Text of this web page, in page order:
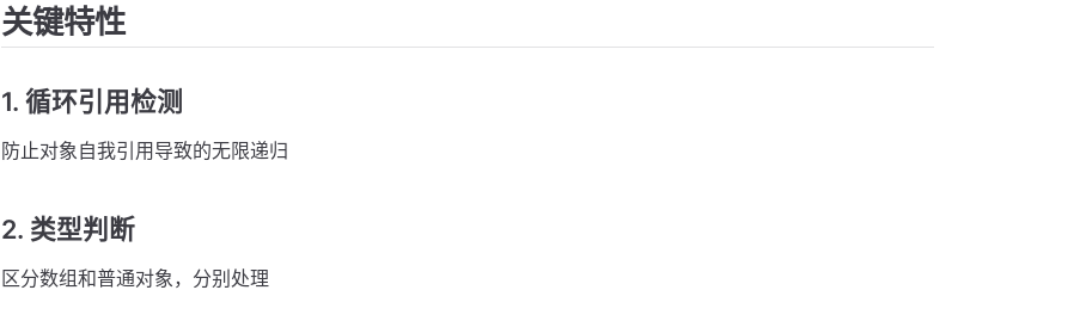
关键特性
1. 循环引用检测
防止对象自我引用导致的无限递归
2. 类型判断
区分数组和普通对象，分别处理